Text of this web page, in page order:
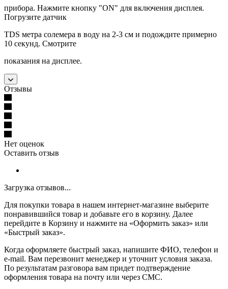
прибора. Нажмите кнопку "ON" для включения дисплея.
Погрузите датчик
TDS метра солемера в воду на 2-3 см и подождите примерно
10 секунд. Смотрите
показания на дисплее.
Отзывы
Нет оценок
Оставить отзыв
Загрузка отзывов...
Для покупки товара в нашем интернет-магазине выберите
понравившийся товар и добавьте его в корзину. Далее
перейдите в Корзину и нажмите на «Оформить заказ» или
«Быстрый заказ».
Когда оформляете быстрый заказ, напишите ФИО, телефон и
e-mail. Вам перезвонит менеджер и уточнит условия заказа.
По результатам разговора вам придет подтверждение
оформления товара на почту или через СМС.